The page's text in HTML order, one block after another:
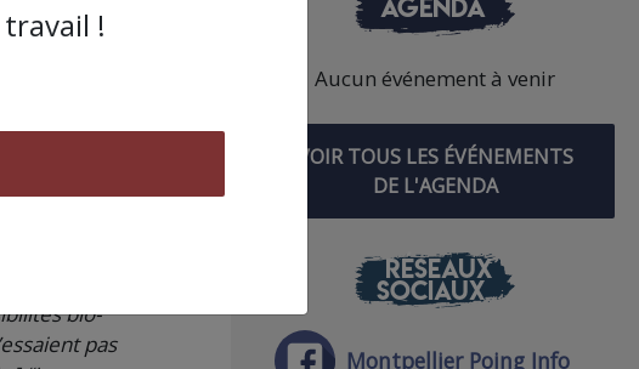
sommes
d’un
et à créer
de
grâce
chaînes de
(Apple,
bio-
pas
Aucun événement à venir
VOIR TOUS LES ÉVÉNEMENTS
DE L'AGENDA
RÉSEAUX
SOCIAUX
Montpellier Poing Info
!